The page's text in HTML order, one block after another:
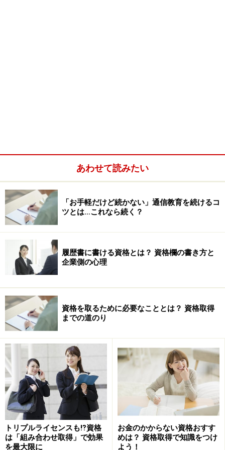
あわせて読みたい
「お手軽だけど続かない」通信教育を続けるコ
ツとは…これなら続く？
履歴書に書ける資格とは？ 資格欄の書き方と
企業側の心理
資格を取るために必要なこととは？ 資格取得
までの道のり
トリプルライセンスも⁉資格
は「組み合わせ取得」で効果
を最大限に
お金のかからない資格おすす
めは？ 資格取得で知識をつけ
よう！